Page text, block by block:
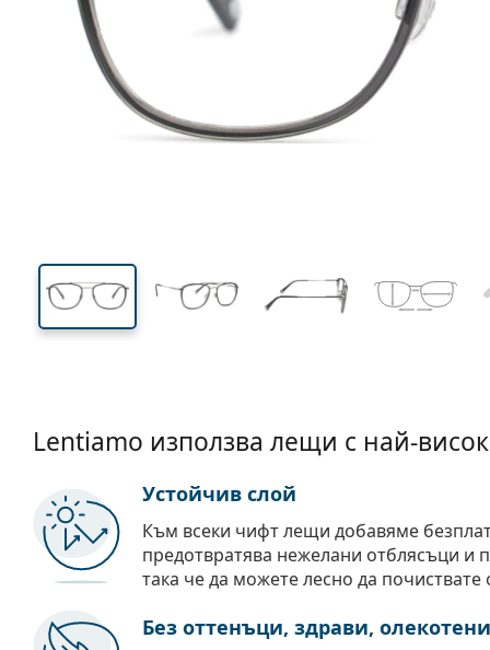
42 mm
Височина на стъклото
54 mm
Ширина на стъклото
Ширина
на
Lentiamo използва лещи с най-
Устойчив слой
Към всеки чифт лещи добавяме
предотвратява нежелани отблясъци и
така че да можете лесно да почиствате
Без оттенъци, здрави, олекотени